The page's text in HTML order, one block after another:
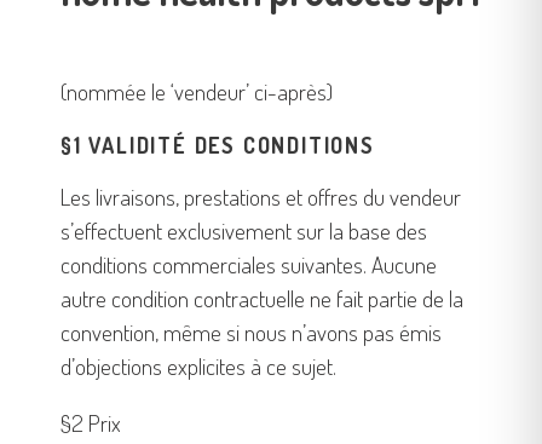
(nommée le ‘vendeur’ ci-après)
§1 VALIDITÉ DES CONDITIONS
Les livraisons, prestations et offres du vendeur
s’effectuent exclusivement sur la base des
conditions commerciales suivantes. Aucune
autre condition contractuelle ne fait partie de la
convention, même si nous n’avons pas émis
d’objections explicites à ce sujet.
§2 Prix